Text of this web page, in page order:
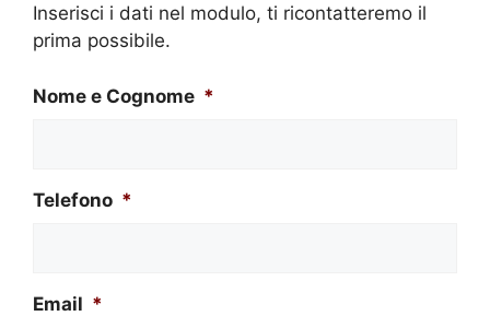
Inserisci i dati nel modulo, ti ricontatteremo il
prima possibile.
Nome e Cognome *
Telefono *
Email *